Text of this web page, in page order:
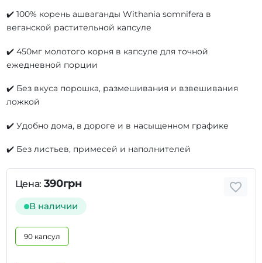
✔️ 100% корень ашваганды Withania somnifera в
веганской растительной капсуле
✔️ 450мг молотого корня в капсуле для точной
ежедневной порции
✔️ Без вкуса порошка, размешивания и взвешивания
ложкой
✔️ Удобно дома, в дороге и в насыщенном графике
✔️ Без листьев, примесей и наполнителей
Цена: 390грн
В наличии
90 капсул